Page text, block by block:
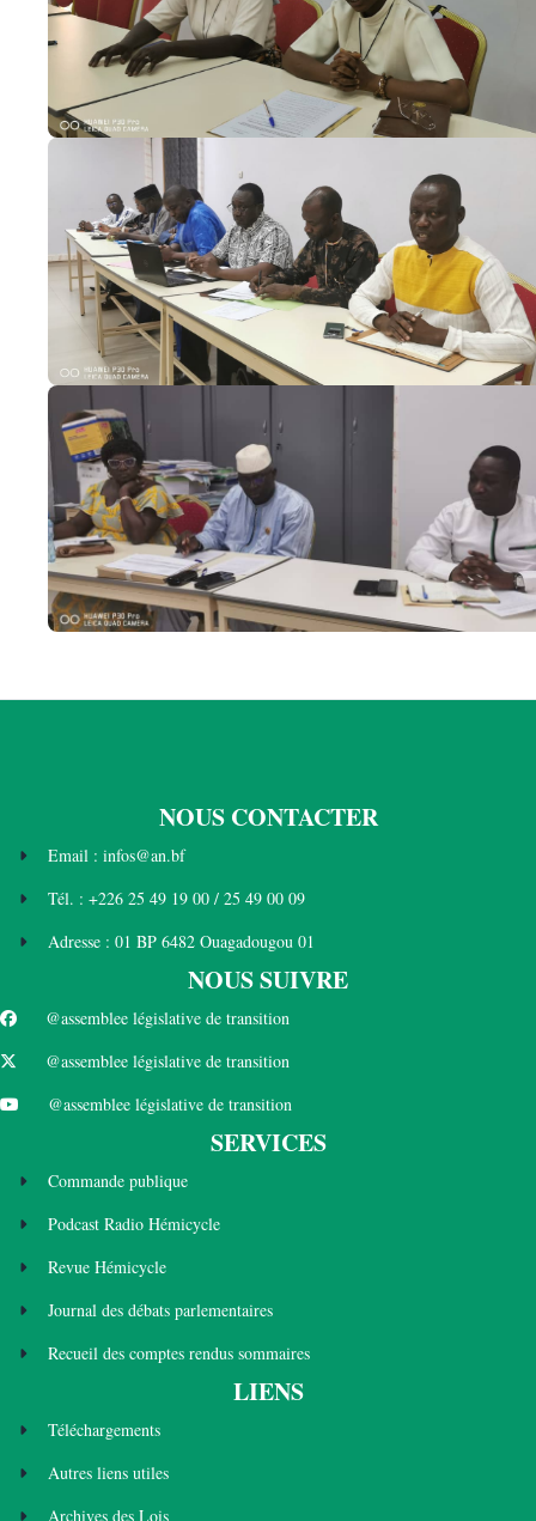
NOUS CONTACTER
Email : infos@an.bf
Tél. : +226 25 49 19 00 / 25 49 00 09
Adresse : 01 BP 6482 Ouagadougou 01
NOUS SUIVRE
@assemblee législative de transition
@assemblee législative de transition
@assemblee législative de transition
SERVICES
Commande publique
Podcast Radio Hémicycle
Revue Hémicycle
Journal des débats parlementaires
Recueil des comptes rendus sommaires
LIENS
Téléchargements
Autres liens utiles
Archives des Lois